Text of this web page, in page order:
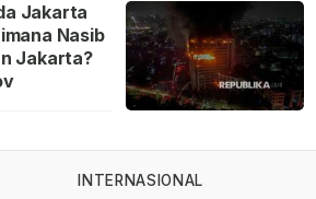
Jakarta
Nasib
Jakarta?
INTERNASIONAL